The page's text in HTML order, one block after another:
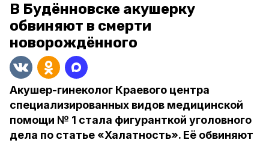
В Будённовске акушерку
обвиняют в смерти
новорождённого
Акушер-гинеколог Краевого центра
специализированных видов медицинской
помощи № 1 стала фигуранткой уголовного
дела по статье «Халатность». Её обвиняют